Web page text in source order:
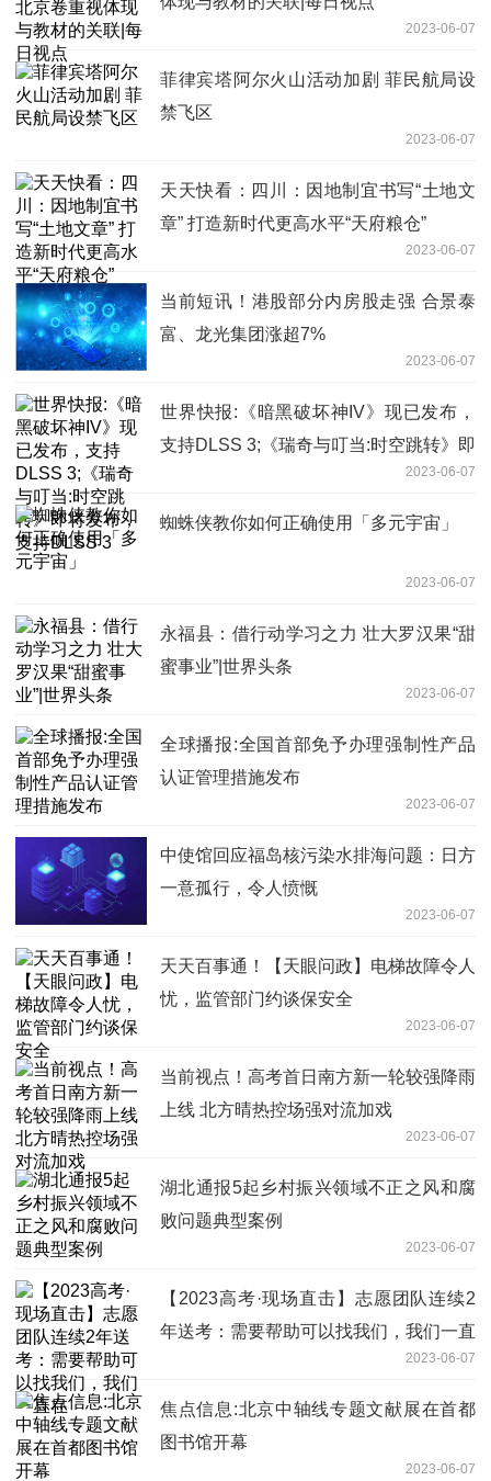
2023-06-07
菲律宾塔阿尔火山活动加剧 菲民航局设
禁飞区
2023-06-07
天天快看：四川：因地制宜书写“土地文
章” 打造新时代更高水平“天府粮仓”
2023-06-07
当前短讯！港股部分内房股走强 合景泰
富、龙光集团涨超7%
2023-06-07
世界快报:《暗黑破坏神IV》现已发布，
支持DLSS 3;《瑞奇与叮当:时空跳转》即
2023-06-07
蜘蛛侠教你如何正确使用「多元宇宙」
2023-06-07
永福县：借行动学习之力 壮大罗汉果“甜
蜜事业”|世界头条
2023-06-07
全球播报:全国首部免予办理强制性产品
认证管理措施发布
2023-06-07
中使馆回应福岛核污染水排海问题：日方
一意孤行，令人愤慨
2023-06-07
天天百事通！【天眼问政】电梯故障令人
忧，监管部门约谈保安全
2023-06-07
当前视点！高考首日南方新一轮较强降雨
上线 北方晴热控场强对流加戏
2023-06-07
湖北通报5起乡村振兴领域不正之风和腐
败问题典型案例
2023-06-07
【2023高考·现场直击】志愿团队连续2
年送考：需要帮助可以找我们，我们一直
2023-06-07
焦点信息:北京中轴线专题文献展在首都
图书馆开幕
2023-06-07